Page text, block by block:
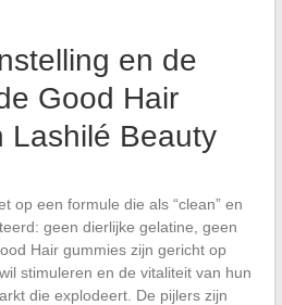
en de
Good Hair
Lashilé Beauty
op een formule die als “clean” en
geen dierlijke gelatine, geen
Hair gummies zijn gericht op
stimuleren en de vitaliteit van hun
die explodeert. De pijlers zijn